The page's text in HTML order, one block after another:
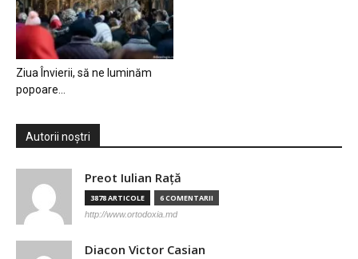
Ziua Învierii, să ne luminăm
popoare…
Autorii noștri
Preot Iulian Raţă
3878 ARTICOLE 6 COMENTARII
http://www.ortodoxia.md
Diacon Victor Casian